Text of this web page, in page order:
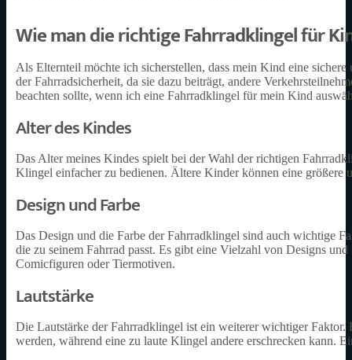
Wie man die richtige Fahrradklingel für
Als Elternteil möchte ich sicherstellen, dass mein Kind eine
der Fahrradsicherheit, da sie dazu beiträgt, andere
beachten sollte, wenn ich eine Fahrradklingel für mein Kind
Alter des Kindes
Das Alter meines Kindes spielt bei der Wahl der richtigen
Klingel einfacher zu bedienen. Ältere Kinder können eine größere
Design und Farbe
Das Design und die Farbe der Fahrradklingel sind auch wichtige
die zu seinem Fahrrad passt. Es gibt eine Vielzahl von Designs
Comicfiguren oder Tiermotiven.
Lautstärke
Die Lautstärke der Fahrradklingel ist ein weiterer wichtiger
werden, während eine zu laute Klingel andere erschrecken kann.